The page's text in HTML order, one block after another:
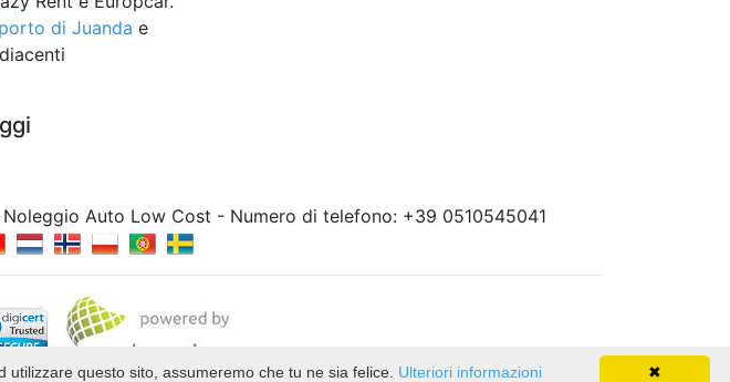
di Juanda e
Auto Low Cost - Numero di telefono: +39 0510545041
✖
questo sito, assumeremo che tu ne sia felice. Ulteriori informazioni